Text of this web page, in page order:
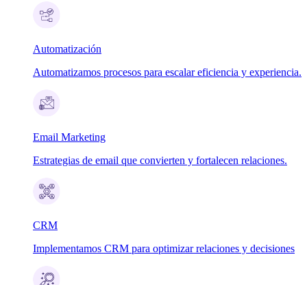
Automatización
Automatizamos procesos para escalar eficiencia y experiencia.
Email Marketing
Estrategias de email que convierten y fortalecen relaciones.
CRM
Implementamos CRM para optimizar relaciones y decisiones